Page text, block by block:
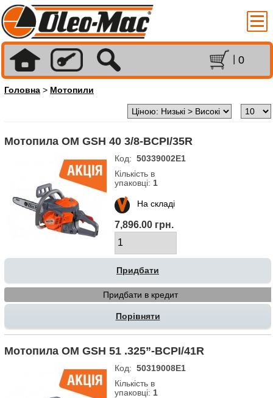
0
Головна > Мотопили
Мотопила OM GSH 40 3/8-BCPI/35R
Код: 50339002E1
Кількість в
упаковці: 1
На складі
7,896.00 грн.
Придбати в кредит
Порівняти
Мотопила OM GSH 51 .325”-BCPI/41R
Код: 50319008E1
Кількість в
упаковці: 1